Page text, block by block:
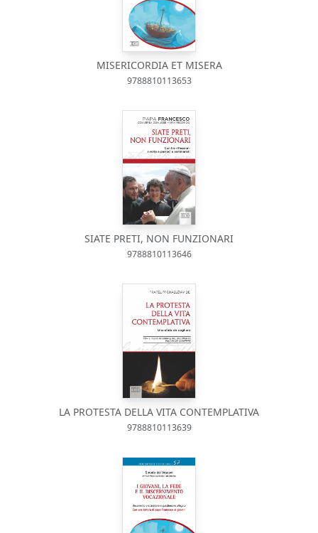
MISERICORDIA ET MISERA
9788810113653
SIATE PRETI, NON FUNZIONARI
9788810113646
LA PROTESTA DELLA VITA CONTEMPLATIVA
9788810113639